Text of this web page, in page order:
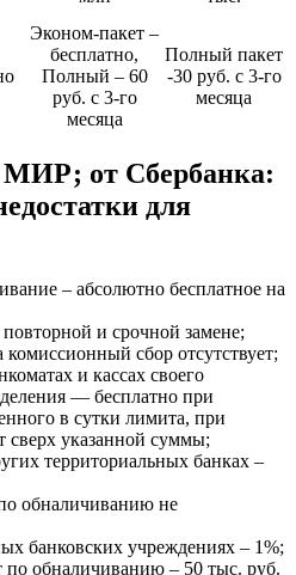
Эконом-пакет –
бесплатно,
Полный – 60
руб. с 3-го
месяца
Полный пакет
-30 руб. с 3-го
месяца
МИР; от Сбербанка:
для
– абсолютно бесплатное на
и срочной замене;
сбор отсутствует;
и кассах своего
— бесплатно при
в сутки лимита, при
указанной суммы;
территориальных банках –
обналичиванию не
банковских учреждениях – 1%;
обналичиванию – 50 тыс. руб.